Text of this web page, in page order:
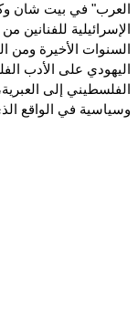
العرب" في بيت شان
الإسرائيلية
السنوات الأخيرة ومن
اليهودي على الأدب
الفلسطيني إلى
وسياسية في الواقع